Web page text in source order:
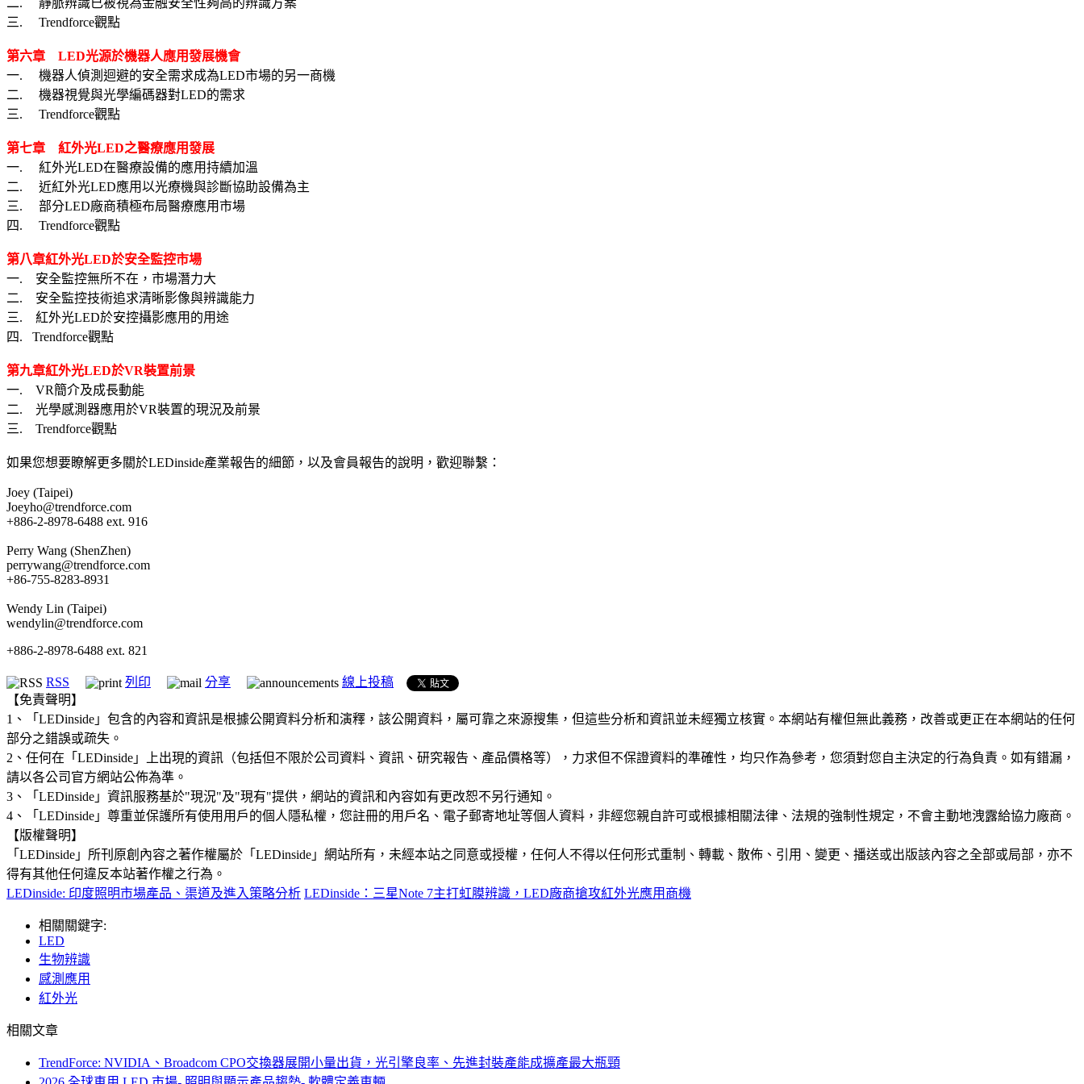
二. 靜脈辨識已被視為金融安全性夠高的辨識方案
三. Trendforce觀點
第六章 LED光源於機器人應用發展機會
一. 機器人偵測迴避的安全需求成為LED市場的另一商機
二. 機器視覺與光學編碼器對LED的需求
三. Trendforce觀點
第七章 紅外光LED之醫療應用發展
一. 紅外光LED在醫療設備的應用持續加溫
二. 近紅外光LED應用以光療機與診斷協助設備為主
三. 部分LED廠商積極布局醫療應用市場
四. Trendforce觀點
第八章紅外光LED於安全監控市場
一. 安全監控無所不在，市場潛力大
二. 安全監控技術追求清晰影像與辨識能力
三. 紅外光LED於安控攝影應用的用途
四. Trendforce觀點
第九章紅外光LED於VR裝置前景
一. VR簡介及成長動能
二. 光學感測器應用於VR裝置的現況及前景
三. Trendforce觀點
如果您想要瞭解更多關於LEDinside產業報告的細節，以及會員報告的說明，歡迎聯繫：
Joey (Taipei)
Joeyho@trendforce.com
+886-2-8978-6488 ext. 916
Perry Wang (ShenZhen)
perrywang@trendforce.com
+86-755-8283-8931
Wendy Lin (Taipei)
wendylin@trendforce.com
+886-2-8978-6488 ext. 821
RSS 列印 分享
線上投稿
【免責聲明】
1、「LEDinside」包含的內容和資訊是根據公開資料分析和演釋，該公開資料，屬可靠之來源搜集，但這些分析和資訊並未經獨立核實。本網站有權但無此義務，改善或更正在本網站的任何
部分之錯誤或疏失。
2、任何在「LEDinside」上出現的資訊（包括但不限於公司資料、資訊、研究報告、產品價格等），力求但不保證資料的準確性，均只作為參考，您須對您自主決定的行為負責。如有錯漏，
請以各公司官方網站公佈為準。
3、「LEDinside」資訊服務基於"現況"及"現有"提供，網站的資訊和內容如有更改恕不另行通知。
4、「LEDinside」尊重並保護所有使用用戶的個人隱私權，您註冊的用戶名、電子郵寄地址等個人資料，非經您親自許可或根據相關法律、法規的強制性規定，不會主動地洩露給協力廠商。
【版權聲明】
「LEDinside」所刊原創內容之著作權屬於「LEDinside」網站所有，未經本站之同意或授權，任何人不得以任何形式重制、轉載、散佈、引用、變更、播送或出版該內容之全部或局部，亦不
得有其他任何違反本站著作權之行為。
LEDinside: 印度照明市場產品、渠道及進入策略分析 LEDinside：三星Note 7主打虹膜辨識，LED廠商搶攻紅外光應用商機
相關關鍵字:
LED
生物辨識
感測應用
紅外光
相關文章
TrendForce: NVIDIA、Broadcom CPO交換器展開小量出貨，光引擎良率、先進封裝產能成擴產最大瓶頸